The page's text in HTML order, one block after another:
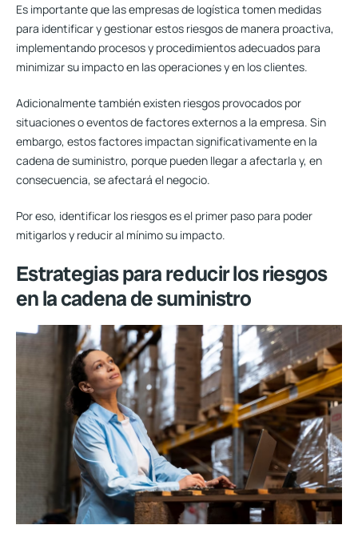
Es importante que las empresas de logística tomen medidas
para identificar y gestionar estos riesgos de manera proactiva,
implementando procesos y procedimientos adecuados para
minimizar su impacto en las operaciones y en los clientes.
Adicionalmente también existen riesgos provocados por
situaciones o eventos de factores externos a la empresa. Sin
embargo, estos factores impactan significativamente en la
cadena de suministro, porque pueden llegar a afectarla y, en
consecuencia, se afectará el negocio.
Por eso, identificar los riesgos es el primer paso para poder
mitigarlos y reducir al mínimo su impacto.
Estrategias para reducir los riesgos
en la cadena de suministro